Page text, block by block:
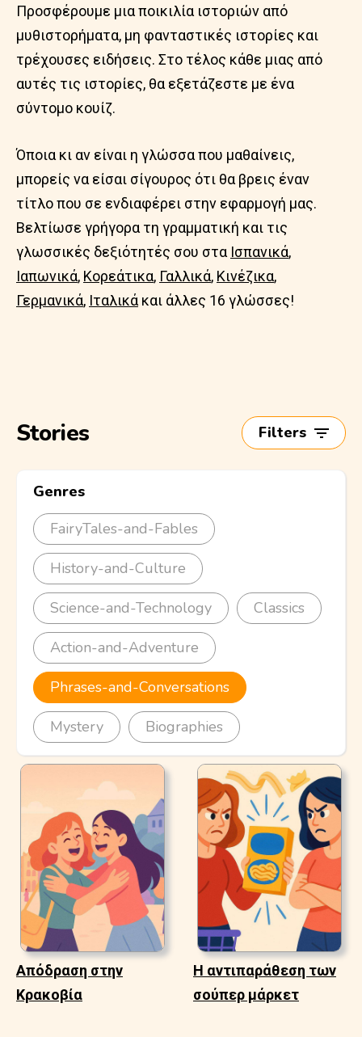
Προσφέρουμε μια ποικιλία ιστοριών από
μυθιστορήματα, μη φανταστικές ιστορίες και
τρέχουσες ειδήσεις. Στο τέλος κάθε μιας από
αυτές τις ιστορίες, θα εξετάζεστε με ένα
σύντομο κουίζ.
Όποια κι αν είναι η γλώσσα που μαθαίνεις,
μπορείς να είσαι σίγουρος ότι θα βρεις έναν
τίτλο που σε ενδιαφέρει στην εφαρμογή μας.
Βελτίωσε γρήγορα τη γραμματική και τις
γλωσσικές δεξιότητές σου στα Ισπανικά,
Ιαπωνικά, Κορεάτικα, Γαλλικά, Κινέζικα,
Γερμανικά, Ιταλικά και άλλες 16 γλώσσες!
Stories Filters
Genres
FairyTales-and-Fables
History-and-Culture
Science-and-Technology Classics
Action-and-Adventure
Phrases-and-Conversations
Mystery Biographies
Απόδραση στην
Κρακοβία
Η αντιπαράθεση των
σούπερ μάρκετ